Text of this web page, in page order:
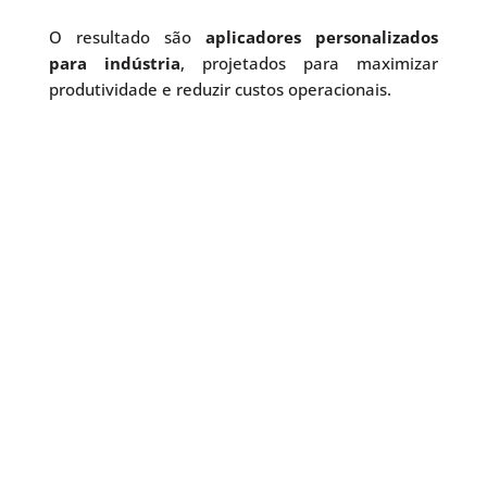
O resultado sãoaplicadores personalizados
para indústria, projetados para maximizar
produtividade e reduzir custos operacionais.